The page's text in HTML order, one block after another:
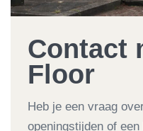
Contact
Floor
Heb je een vraag
openingstijden of